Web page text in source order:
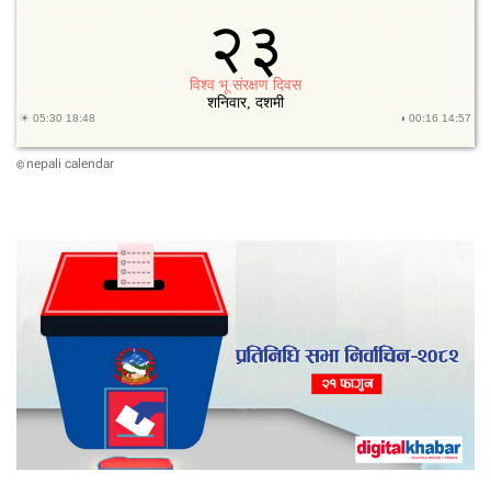
© nepali calendar